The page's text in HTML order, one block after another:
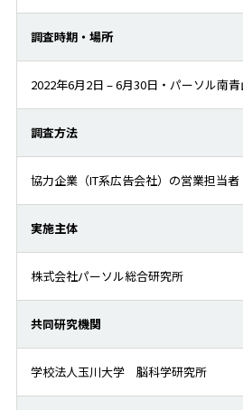
調査時期・場所
2022年6月2日 – 6月30日・パーソル南
調査方法
協力企業（IT系広告会社）の営業担当
実施主体
株式会社パーソル総合研究所
共同研究機関
学校法人玉川大学 脳科学研究所